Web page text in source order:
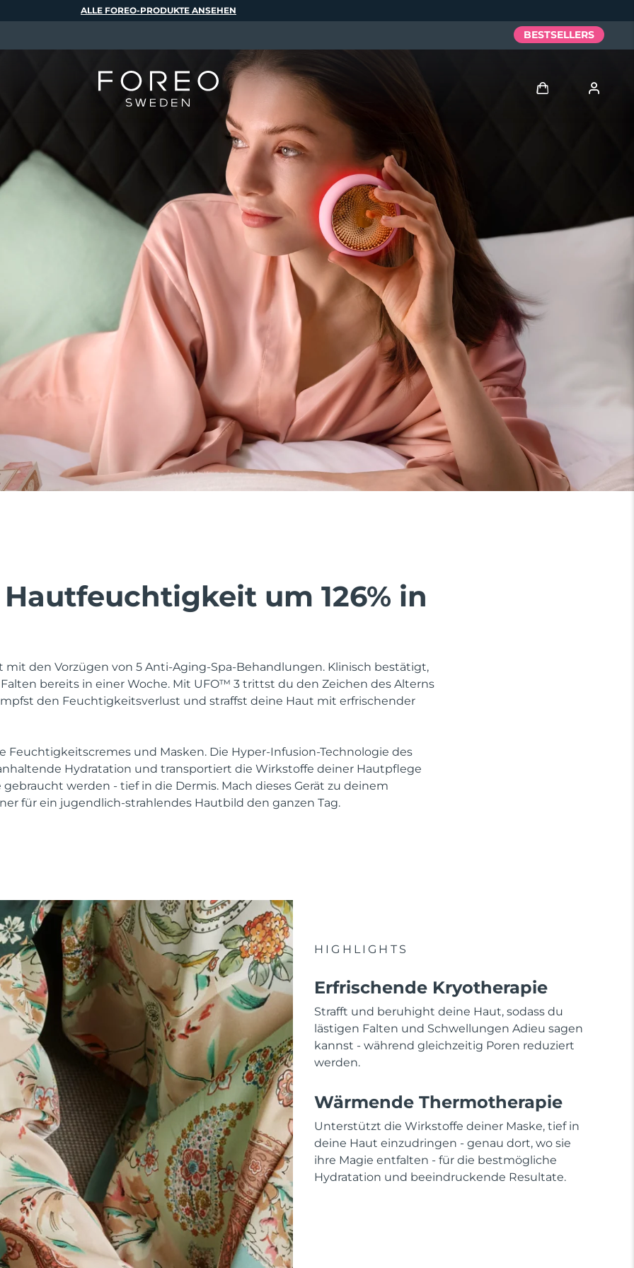
um 126% in
mit den Vorzügen von 5 Anti-Aging-Spa-Behandlungen. Klinisch bestätigt,
bereits in einer Woche. Mit UFO™ 3 trittst du den Zeichen des Alterns
den Feuchtigkeitsverlust und straffst deine Haut mit erfrischender
Feuchtigkeitscremes und Masken. Die Hyper-Infusion-Technologie des
Hydratation und transportiert die Wirkstoffe deiner Hautpflege
werden - tief in die Dermis. Mach dieses Gerät zu deinem
für ein jugendlich-strahlendes Hautbild den ganzen Tag.
HIGHLIGHTS
Erfrischende Kryotherapie
Strafft und beruhight deine Haut, sodass du
lästigen Falten und Schwellungen Adieu sagen
kannst - während gleichzeitig Poren reduziert
werden.
Wärmende Thermotherapie
Unterstützt die Wirkstoffe deiner Maske, tief in
deine Haut einzudringen - genau dort, wo sie
ihre Magie entfalten - für die bestmögliche
Hydratation und beeindruckende Resultate.
ALLE FOREO-PRODUKTE ANSEHEN
BESTSELLERS
Meine Bestellungen
Meine Abonnements